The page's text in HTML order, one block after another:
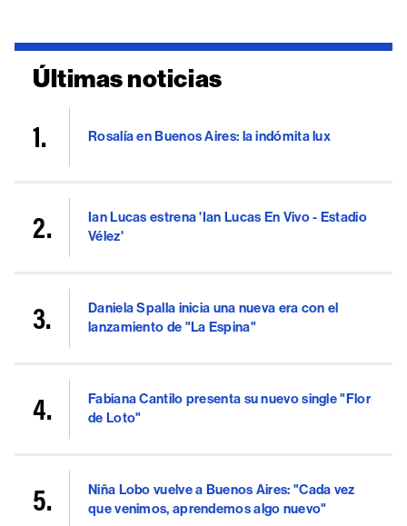
Últimas noticias
Rosalía en Buenos Aires: la indómita lux
Ian Lucas estrena 'Ian Lucas En Vivo - Estadio
Vélez'
Daniela Spalla inicia una nueva era con el
lanzamiento de "La Espina"
Fabiana Cantilo presenta su nuevo single "Flor
de Loto"
Niña Lobo vuelve a Buenos Aires: "Cada vez
que venimos, aprendemos algo nuevo"